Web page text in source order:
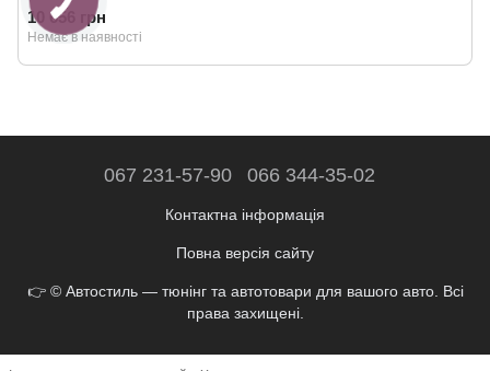
10 656 грн
Немає в наявності
067 231-57-90 066 344-35-02
Контактна інформація
Повна версія сайту
👉 © Автостиль — тюнінг та автотовари для вашого авто. Всі
права захищені.